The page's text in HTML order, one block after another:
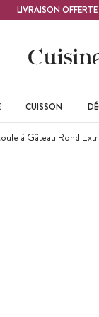
LIVRAISON
CUISSON
à Gâteau Rond